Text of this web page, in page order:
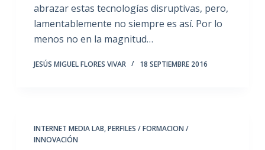
abrazar estas tecnologías disruptivas, pero,
lamentablemente no siempre es así. Por lo
menos no en la magnitud…
JESÚS MIGUEL FLORES VIVAR 18 SEPTIEMBRE 2016
INTERNET MEDIA LAB,PERFILES / FORMACION /
INNOVACIÓN